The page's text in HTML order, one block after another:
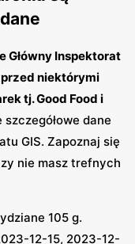
Główny Inspektorat
niektórymi
tj. Good Food i
dane
GIS. Zapoznaj się
nie masz trefnych
105 g.
12-15, 2023-12-